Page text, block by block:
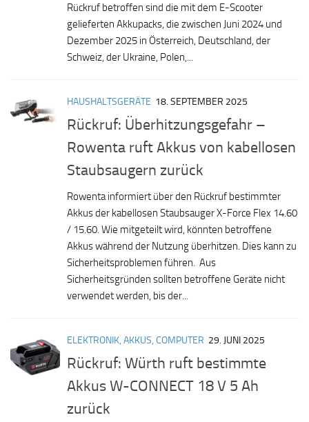
Rückruf betroffen sind die mit dem E-Scooter
gelieferten Akkupacks, die zwischen Juni 2024 und
Dezember 2025 in Österreich, Deutschland, der
Schweiz, der Ukraine, Polen,...
HAUSHALTSGERÄTE 18. SEPTEMBER 2025
Rückruf: Überhitzungsgefahr –
Rowenta ruft Akkus von kabellosen
Staubsaugern zurück
Rowenta informiert über den Rückruf bestimmter
Akkus der kabellosen Staubsauger X-Force Flex 14.60
/ 15.60. Wie mitgeteilt wird, könnten betroffene
Akkus während der Nutzung überhitzen. Dies kann zu
Sicherheitsproblemen führen. Aus
Sicherheitsgründen sollten betroffene Geräte nicht
verwendet werden, bis der...
ELEKTRONIK, AKKUS, COMPUTER 29. JUNI 2025
Rückruf: Würth ruft bestimmte
Akkus W-CONNECT 18 V 5 Ah
zurück